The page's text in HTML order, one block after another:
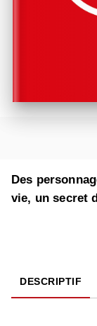
Des
vie, un secret
DESCRIPTIF